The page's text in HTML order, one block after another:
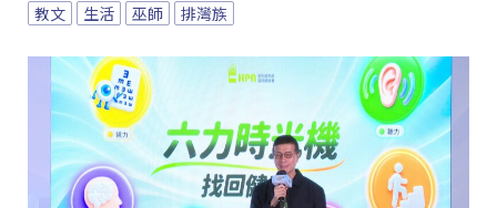
教文 生活 巫師 排灣族